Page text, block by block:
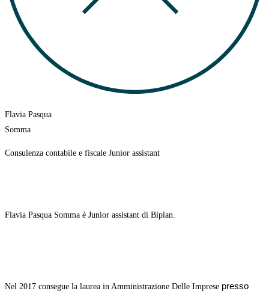
Flavia Pasqua
Somma
Consulenza contabile e fiscale Junior assistant
Flavia Pasqua Somma è Junior assistant di Biplan.
Nel 2017 consegue la laurea in Amministrazione Delle Imprese presso